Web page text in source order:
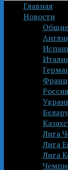
Главная
Новости
Общие
Россия
Лига
Лига
Лига